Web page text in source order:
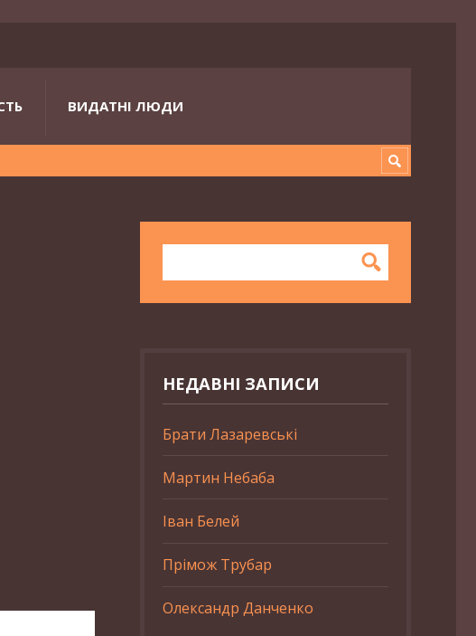
ВИДАТНІ ЛЮДИ
НЕДАВНІ ЗАПИСИ
Брати Лазаревські
Мартин Небаба
Іван Белей
Прімож Трубар
Олександр Данченко